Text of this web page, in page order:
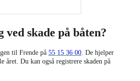
skade på båten?
til Frende på 55 15 36 00. De hjelper
året. Du kan også registrere skaden på